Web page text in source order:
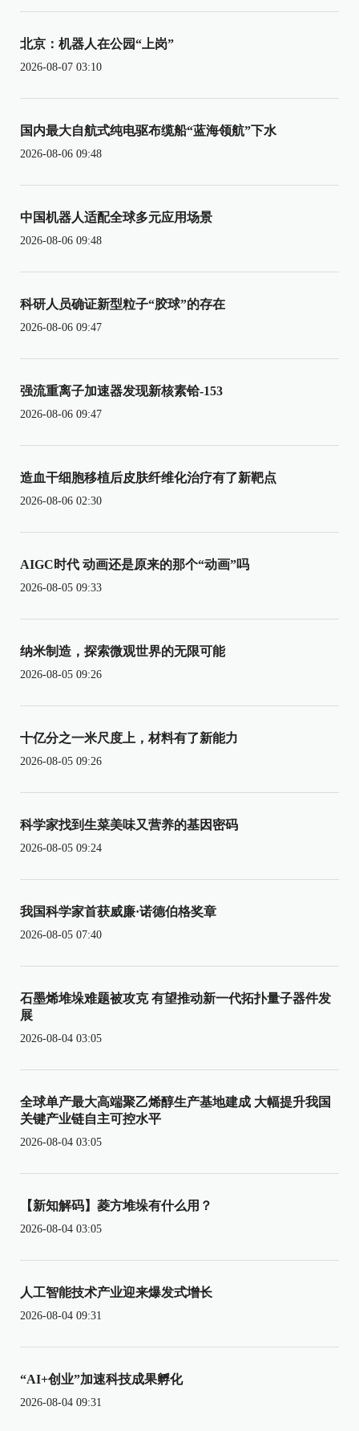
北京：机器人在公园“上岗”
2026-08-07 03:10
国内最大自航式纯电驱布缆船“蓝海领航”下水
2026-08-06 09:48
中国机器人适配全球多元应用场景
2026-08-06 09:48
科研人员确证新型粒子“胶球”的存在
2026-08-06 09:47
强流重离子加速器发现新核素铪-153
2026-08-06 09:47
造血干细胞移植后皮肤纤维化治疗有了新靶点
2026-08-06 02:30
AIGC时代 动画还是原来的那个“动画”吗
2026-08-05 09:33
纳米制造，探索微观世界的无限可能
2026-08-05 09:26
十亿分之一米尺度上，材料有了新能力
2026-08-05 09:26
科学家找到生菜美味又营养的基因密码
2026-08-05 09:24
我国科学家首获威廉·诺德伯格奖章
2026-08-05 07:40
石墨烯堆垛难题被攻克 有望推动新一代拓扑量子器件发
展
2026-08-04 03:05
全球单产最大高端聚乙烯醇生产基地建成 大幅提升我国
关键产业链自主可控水平
2026-08-04 03:05
【新知解码】菱方堆垛有什么用？
2026-08-04 03:05
人工智能技术产业迎来爆发式增长
2026-08-04 09:31
“AI+创业”加速科技成果孵化
2026-08-04 09:31